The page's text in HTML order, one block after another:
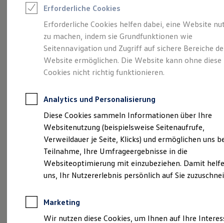
Saisonangebote
Leasing
Leasing-Angebote
Gebrauchtwagen Leasing
Junge Gebrauchtwagen-Leasing
Elektroauto Leasing
Kleinwagen-Leasing
Leasing ohne Anzahlung
Autokredit mit Schlussrate
Versicherungen und Garantien
Kfz-Versicherung
Restschuldversicherungen
Garantien
Wartungsverträge
Geschäftskunden
Professional Class bei Volkswagen
Großkunden
Behörden
Anpfiff zum Gewinn
Größer. Entspannter.
Reichweiter. Der ID.7.
Erforderliche Cookies
Erforderliche Cookies helfen dabei, eine Website
zu machen, indem sie Grundfunktionen wie
Seitennavigation und Zugriff auf sichere Bereiche
Website ermöglichen. Die Website kann ohne diese
Cookies nicht richtig funktionieren.
Analytics und Personalisierung
Diese Cookies sammeln Informationen über Ihre
Websitenutzung (beispielsweise Seitenaufrufe,
Verweildauer je Seite, Klicks) und ermöglichen uns
Teilnahme, Ihre Umfrageergebnisse in die
Websiteoptimierung mit einzubeziehen. Damit
uns, Ihr Nutzererlebnis persönlich auf Sie
Marketing
Wir nutzen diese Cookies, um Ihnen auf Ihre